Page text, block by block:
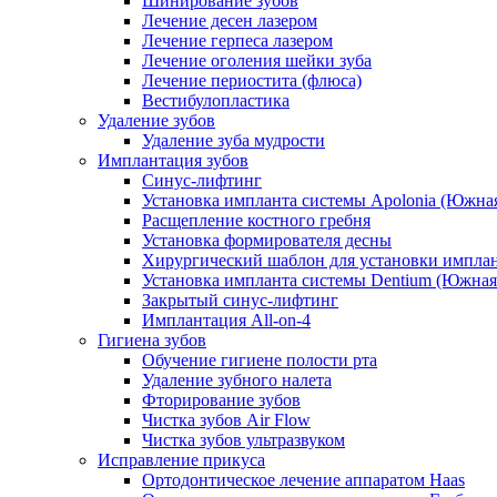
Лечение десен лазером
Лечение герпеса лазером
Лечение оголения шейки зуба
Лечение периостита (флюса)
Вестибулопластика
Удаление зубов
Удаление зуба мудрости
Имплантация зубов
Синус-лифтинг
Установка импланта системы Apolonia
Расщепление костного гребня
Установка формирователя десны
Хирургический шаблон для установки
Установка импланта системы Dentium
Закрытый синус-лифтинг
Имплантация All-on-4
Гигиена зубов
Обучение гигиене полости рта
Удаление зубного налета
Фторирование зубов
Чистка зубов Air Flow
Чистка зубов ультразвуком
Исправление прикуса
Ортодонтическое лечение аппаратом Haas